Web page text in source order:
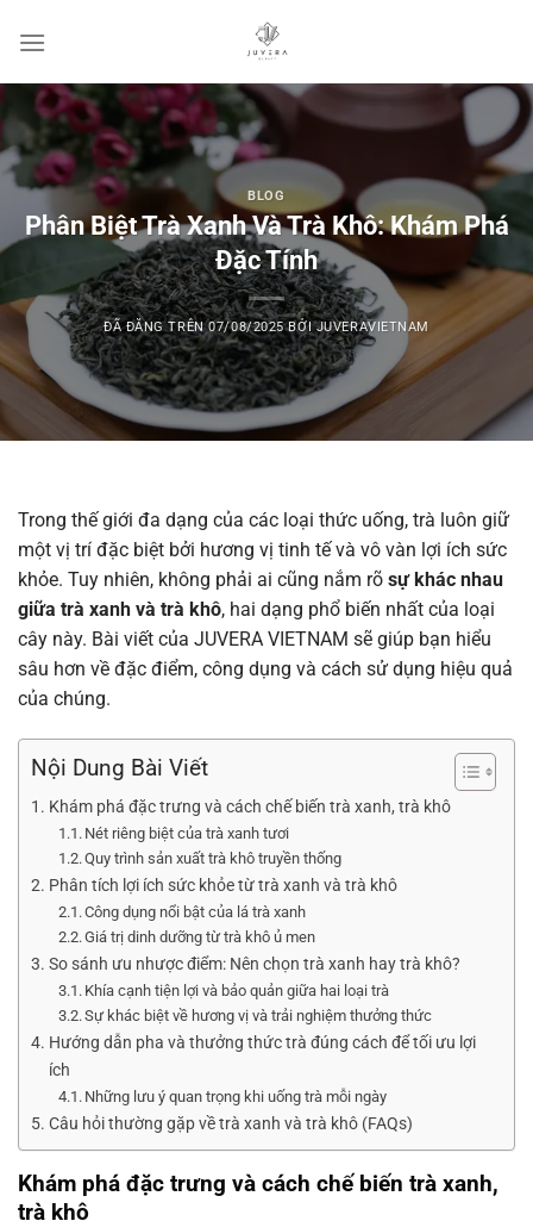
đến
dung
BLOG
Phân Biệt Trà Xanh Và Trà Khô: Khám Phá
Đặc Tính
ĐÃ ĐĂNG TRÊN07/08/2025 BỞIJUVERAVIETNAM
Trong thế giới đa dạng của các loại thức uống, trà luôn giữ
một vị trí đặc biệt bởi hương vị tinh tế và vô vàn lợi ích sức
khỏe. Tuy nhiên, không phải ai cũng nắm rõ sự khác nhau
giữa trà xanh và trà khô, hai dạng phổ biến nhất của loại
cây này. Bài viết của JUVERA VIETNAM sẽ giúp bạn hiểu
sâu hơn về đặc điểm, công dụng và cách sử dụng hiệu quả
của chúng.
Nội Dung Bài Viết
Khám phá đặc trưng và cách chế biến trà xanh, trà khô
Nét riêng biệt của trà xanh tươi
Quy trình sản xuất trà khô truyền thống
Phân tích lợi ích sức khỏe từ trà xanh và trà khô
Công dụng nổi bật của lá trà xanh
Giá trị dinh dưỡng từ trà khô ủ men
So sánh ưu nhược điểm: Nên chọn trà xanh hay trà khô?
Khía cạnh tiện lợi và bảo quản giữa hai loại trà
Sự khác biệt về hương vị và trải nghiệm thưởng thức
Hướng dẫn pha và thưởng thức trà đúng cách để tối ưu lợi
ích
Những lưu ý quan trọng khi uống trà mỗi ngày
Câu hỏi thường gặp về trà xanh và trà khô (FAQs)
Khám phá đặc trưng và cách chế biến trà xanh,
trà khô